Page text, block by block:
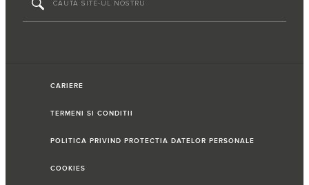
CARIERE
TERMENI SI CONDITII
POLITICA PRIVIND PROTECTIA DATELOR PERSONALE
COOKIES